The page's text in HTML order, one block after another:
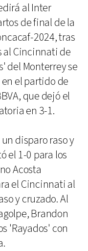
al Inter
de final de la
2024, tras
al Cincinnati de
del Monterrey se
el partido de
que dejó el
en 3-1.
disparo raso y
el 1-0 para los
Acosta
el Cincinnati al
y cruzado. Al
Brandon
'Rayados' con